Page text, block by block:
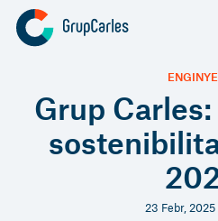
Grup
23 Febr,